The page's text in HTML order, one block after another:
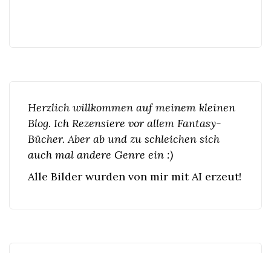
Herzlich willkommen auf meinem kleinen
Blog. Ich Rezensiere vor allem Fantasy-
Bücher. Aber ab und zu schleichen sich
auch mal andere Genre ein :)
Alle Bilder wurden von mir mit AI erzeut!